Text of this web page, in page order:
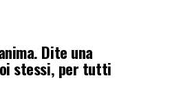
Dite una
stessi, per tutti